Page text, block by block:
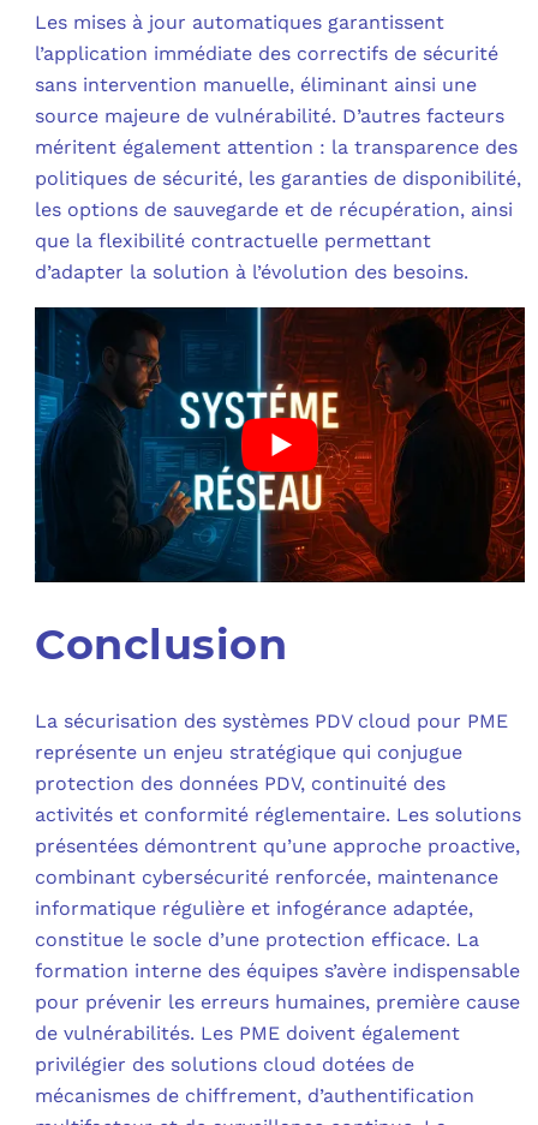
Les mises à jour automatiques garantissent
l’application immédiate des correctifs de sécurité
sans intervention manuelle, éliminant ainsi une
source majeure de vulnérabilité. D’autres facteurs
méritent également attention : la transparence des
politiques de sécurité, les garanties de disponibilité,
les options de sauvegarde et de récupération, ainsi
que la flexibilité contractuelle permettant
d’adapter la solution à l’évolution des besoins.
Conclusion
La sécurisation des systèmes PDV cloud pour PME
représente un enjeu stratégique qui conjugue
protection des données PDV, continuité des
activités et conformité réglementaire. Les solutions
présentées démontrent qu’une approche proactive,
combinant cybersécurité renforcée, maintenance
informatique régulière et infogérance adaptée,
constitue le socle d’une protection efficace. La
formation interne des équipes s’avère indispensable
pour prévenir les erreurs humaines, première cause
de vulnérabilités. Les PME doivent également
privilégier des solutions cloud dotées de
mécanismes de chiffrement, d’authentification